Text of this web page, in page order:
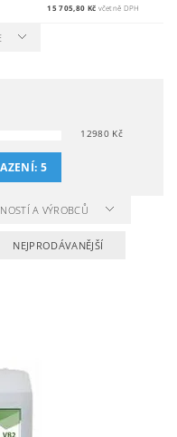
15 705,80 Kč včetně DPH
12980Kč
5
A VÝROBCŮ
NEJPRODÁVANĚJŠÍ